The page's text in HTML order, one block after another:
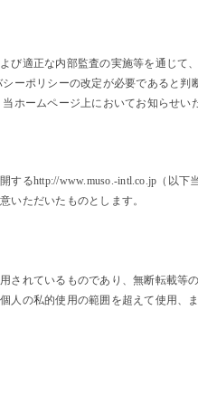
び適正な内部監査の実施等を通じて
ーポリシーの改定が必要であると判
ホームページ上においてお知らせい
するhttp://www.muso.-intl.co.jp （以下
いただいたものとします。
されているものであり、無断転載等
人の私的使用の範囲を超えて使用、